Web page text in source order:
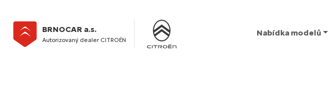
BRNOCAR a.s.
Autorizovaný dealer CITROËN
Nabídka modelů